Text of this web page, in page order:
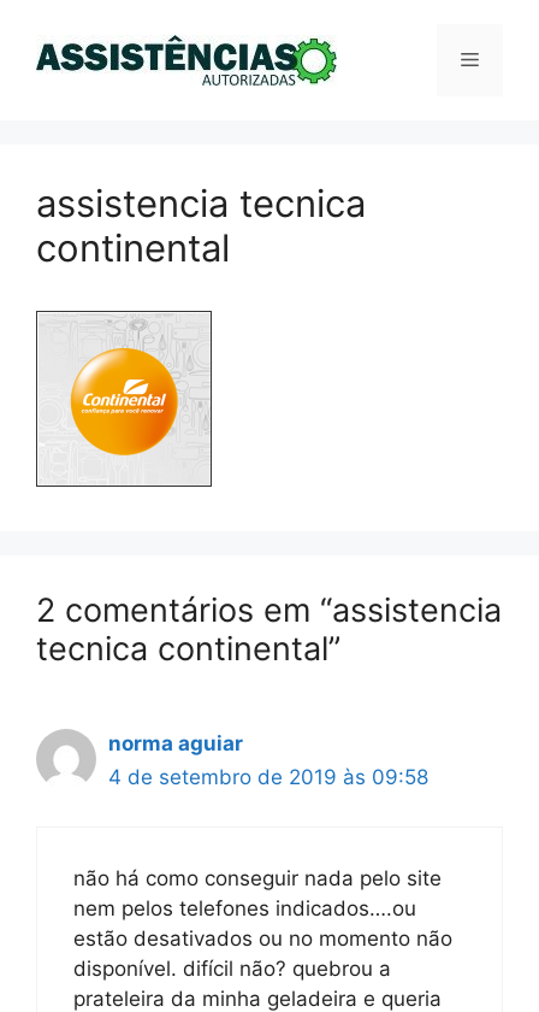
Menu
assistencia tecnica
continental
2 comentários em “assistencia
tecnica continental”
norma aguiar
4 de setembro de 2019 às 09:58
não há como conseguir nada pelo site
nem pelos telefones indicados….ou
estão desativados ou no momento não
disponível. difícil não? quebrou a
prateleira da minha geladeira e queria